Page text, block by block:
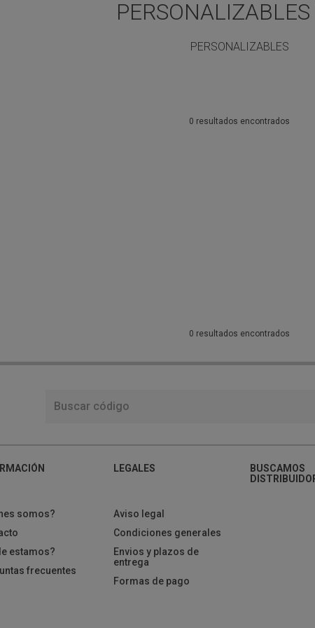
PERSONALIZABLES
PERSONALIZABLES
0 resultados encontrados
0 resultados encontrados
somos?
estamos?
frecuentes
LEGALES
Aviso legal
Condiciones generales
Envios y plazos de
entrega
Formas de pago
BUSCAMOS